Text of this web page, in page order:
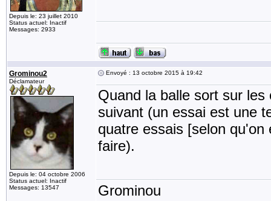
Depuis le: 23 juillet 2010
Status actuel: Inactif
Messages: 2933
Grominou2
Déclamateur
Depuis le: 04 octobre 2006
Status actuel: Inactif
Messages: 13547
Envoyé : 13 octobre 2015 à 19:42
Quand la balle sort sur
suivant (un essai est une
quatre essais [selon
faire).
Grominou